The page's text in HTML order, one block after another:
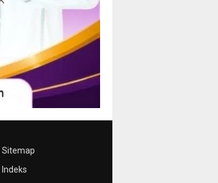
Sitemap
Indeks